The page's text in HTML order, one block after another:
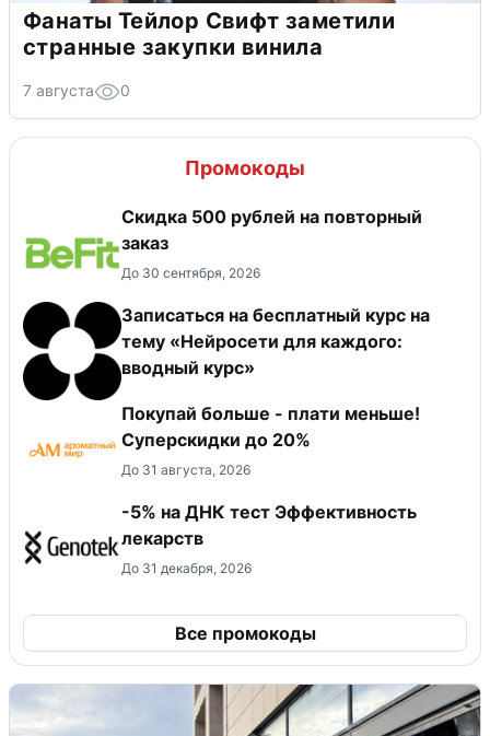
Фанаты Тейлор Свифт заметили
странные закупки винила
7 августа 0
Промокоды
Скидка 500 рублей на повторный
заказ
До 30 сентября, 2026
Записаться на бесплатный курс на
тему «Нейросети для каждого:
вводный курс»
Покупай больше - плати меньше!
Суперскидки до 20%
До 31 августа, 2026
-5% на ДНК тест Эффективность
лекарств
До 31 декабря, 2026
Все промокоды